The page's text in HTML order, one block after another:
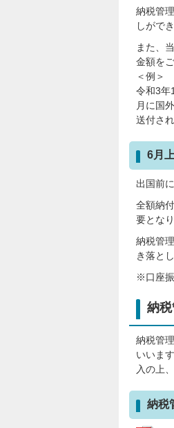
納税管
しがで
また、
金額を
＜例＞
令和3年
月に国
送付され
6月
出国前
全額納
要となり
納税管
き落と
※口座振
納
納税管
いいま
入の上
納税